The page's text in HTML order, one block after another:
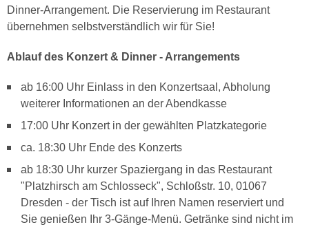
Dinner-Arrangement. Die Reservierung im Restaurant
übernehmen selbstverständlich wir für Sie!
Ablauf des Konzert & Dinner - Arrangements
ab 16:00 Uhr Einlass in den Konzertsaal, Abholung
weiterer Informationen an der Abendkasse
17:00 Uhr Konzert in der gewählten Platzkategorie
ca. 18:30 Uhr Ende des Konzerts
ab 18:30 Uhr kurzer Spaziergang in das Restaurant
"Platzhirsch am Schlosseck", Schloßstr. 10, 01067
Dresden - der Tisch ist auf Ihren Namen reserviert und
Sie genießen Ihr 3-Gänge-Menü. Getränke sind nicht im